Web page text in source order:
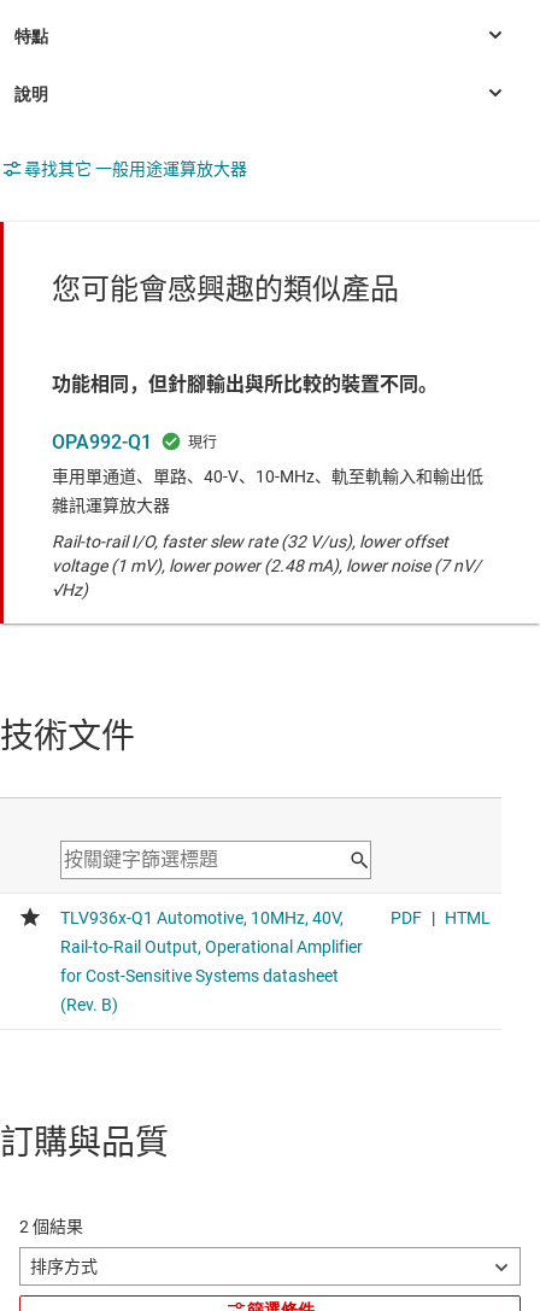
尋找其它 一般用途運算放大器
您可能會感興趣的類似產品
功能相同，但針腳輸出與所比較的裝置不同。
OPA992-Q1
車用單通道、單路、40-V、10-MHz、軌至軌輸入和輸出低
雜訊運算放大器
Rail-to-rail I/O, faster slew rate (32 V/us), lower offset
voltage (1 mV), lower power (2.48 mA), lower noise (7 nV/
√Hz)
技術文件
訂購與品質